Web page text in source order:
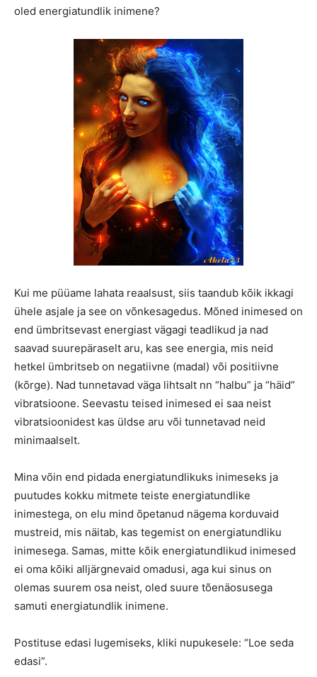
oled energiatundlik inimene?
Kui me püüame lahata reaalsust, siis taandub kõik ikkagi
ühele asjale ja see on võnkesagedus. Mõned inimesed on
end ümbritsevast energiast vägagi teadlikud ja nad
saavad suurepäraselt aru, kas see energia, mis neid
hetkel ümbritseb on negatiivne (madal) või positiivne
(kõrge). Nad tunnetavad väga lihtsalt nn “halbu” ja “häid”
vibratsioone. Seevastu teised inimesed ei saa neist
vibratsioonidest kas üldse aru või tunnetavad neid
minimaalselt.
Mina võin end pidada energiatundlikuks inimeseks ja
puutudes kokku mitmete teiste energiatundlike
inimestega, on elu mind õpetanud nägema korduvaid
mustreid, mis näitab, kas tegemist on energiatundliku
inimesega. Samas, mitte kõik energiatundlikud inimesed
ei oma kõiki alljärgnevaid omadusi, aga kui sinus on
olemas suurem osa neist, oled suure tõenäosusega
samuti energiatundlik inimene.
Postituse edasi lugemiseks, kliki nupukesele: “Loe seda
edasi”.